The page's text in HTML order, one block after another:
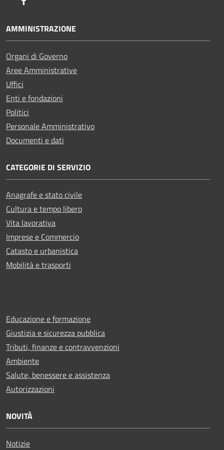
AMMINISTRAZIONE
Organi di Governo
Aree Amministrative
Uffici
Enti e fondazioni
Politici
Personale Amministrativo
Documenti e dati
CATEGORIE DI SERVIZIO
Anagrafe e stato civile
Cultura e tempo libero
Vita lavorativa
Imprese e Commercio
Catasto e urbanistica
Mobilità e trasporti
Educazione e formazione
Giustizia e sicurezza pubblica
Tributi, finanze e contravvenzioni
Ambiente
Salute, benessere e assistenza
Autorizzazioni
NOVITÀ
Notizie